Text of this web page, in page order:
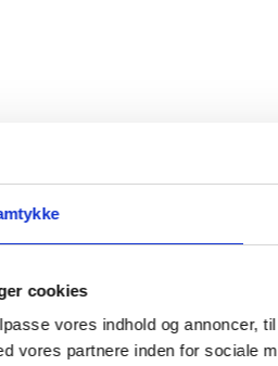
cookies
vores indhold og annoncer,
vores partnere inden for sociale